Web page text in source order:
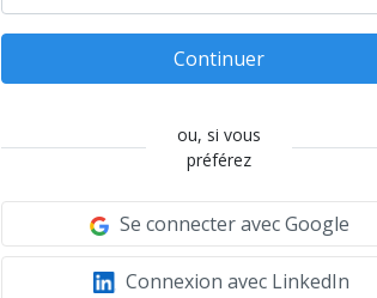
Continuer
ou, si vous
préférez
Se connecter avec Google
Connexion avec LinkedIn